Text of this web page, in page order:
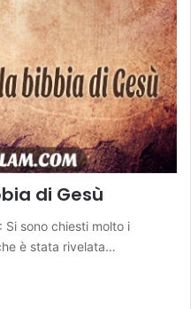
di Gesù
Si sono chiesti molto i
è stata rivelata…